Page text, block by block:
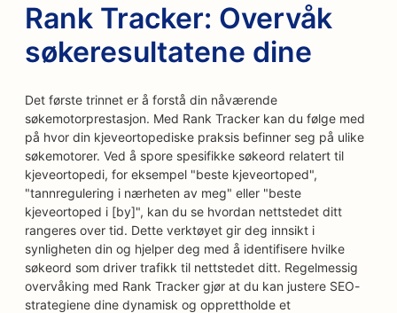
Rank Tracker: Overvåk
søkeresultatene dine
Det første trinnet er å forstå din nåværende
søkemotorprestasjon. Med Rank Tracker kan du følge med
på hvor din kjeveortopediske praksis befinner seg på ulike
søkemotorer. Ved å spore spesifikke søkeord relatert til
kjeveortopedi, for eksempel "beste kjeveortoped",
"tannregulering i nærheten av meg" eller "beste
kjeveortoped i [by]", kan du se hvordan nettstedet ditt
rangeres over tid. Dette verktøyet gir deg innsikt i
synligheten din og hjelper deg med å identifisere hvilke
søkeord som driver trafikk til nettstedet ditt. Regelmessig
overvåking med Rank Tracker gjør at du kan justere SEO-
strategiene dine dynamisk og opprettholde et